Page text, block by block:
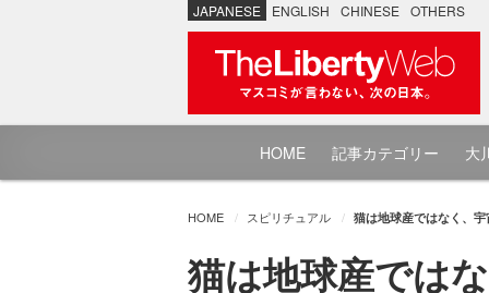
JAPANESE ENGLISH CHINESE OTHERS
HOME 記事カテゴリー 大
HOME スピリチュアル 猫は地球産ではなく、
猫は地球産では